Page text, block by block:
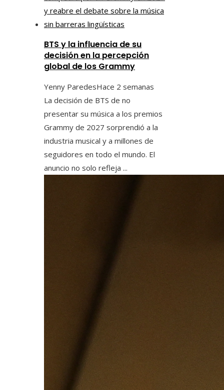
BTS y la influencia de su
decisión en la percepción
global de los Grammy
Yenny ParedesHace 2 semanas
La decisión de BTS de no
presentar su música a los premios
Grammy de 2027 sorprendió a la
industria musical y a millones de
seguidores en todo el mundo. El
anuncio no solo refleja ...